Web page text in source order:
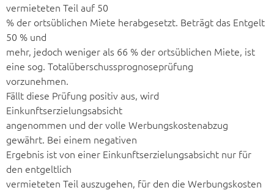
vermieteten Teil auf 50
% der ortsüblichen Miete herabgesetzt. Beträgt das Entgelt
50 % und
mehr, jedoch weniger als 66 % der ortsüblichen Miete, ist
eine sog. Totalüberschussprognoseprüfung
vorzunehmen.
Fällt diese Prüfung positiv aus, wird
Einkunftserzielungsabsicht
angenommen und der volle Werbungskostenabzug
gewährt. Bei einem negativen
Ergebnis ist von einer Einkunftserzielungsabsicht nur für
den entgeltlich
vermieteten Teil auszugehen, für den die Werbungskosten